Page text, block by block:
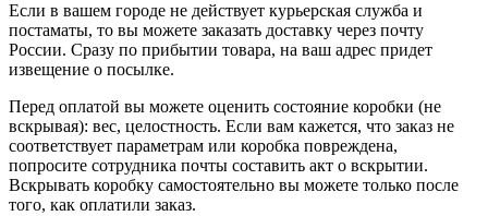
Если в вашем городе не действует курьерская служба и
постаматы, то вы можете заказать доставку через почту
России. Сразу по прибытии товара, на ваш адрес придет
извещение о посылке.
Перед оплатой вы можете оценить состояние коробки (не
вскрывая): вес, целостность. Если вам кажется, что заказ не
соответствует параметрам или коробка повреждена,
попросите сотрудника почты составить акт о вскрытии.
Вскрывать коробку самостоятельно вы можете только после
того, как оплатили заказ.